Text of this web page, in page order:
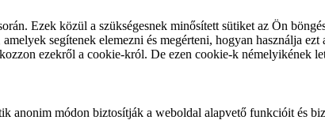
Ezek közül a szükségesnek minősített sütiket az Ön
segítenek elemezni és megérteni, hogyan használja
ezekről a cookie-król. De ezen cookie-k némelyikének
anonim módon biztosítják a weboldal alapvető funkcióit és